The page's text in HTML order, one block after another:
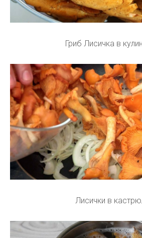
Гриб Лисичка в
Лисички в